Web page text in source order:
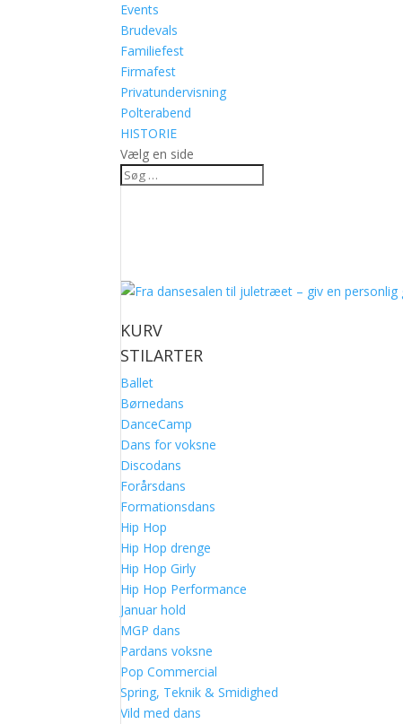
Events
Brudevals
Familiefest
Firmafest
Privatundervisning
Polterabend
HISTORIE
Vælg en side
KURV
STILARTER
Ballet
Børnedans
DanceCamp
Dans for voksne
Discodans
Forårsdans
Formationsdans
Hip Hop
Hip Hop drenge
Hip Hop Girly
Hip Hop Performance
Januar hold
MGP dans
Pardans voksne
Pop Commercial
Spring, Teknik & Smidighed
Vild med dans